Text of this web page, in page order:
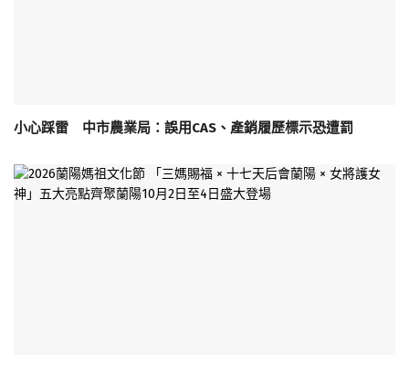
小心踩雷 中市農業局：誤用CAS、產銷履歷標示恐遭罰